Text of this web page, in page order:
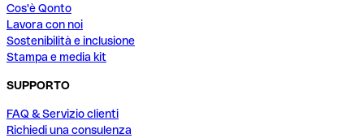
Cos'è Qonto
Lavora con noi
Sostenibilità e inclusione
Stampa e media kit
SUPPORTO
FAQ & Servizio clienti
Richiedi una consulenza